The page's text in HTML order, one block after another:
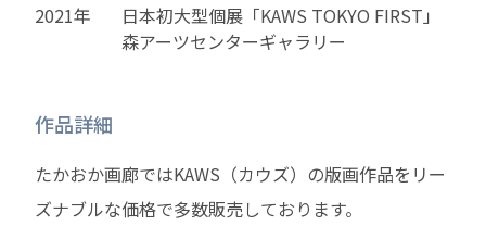
2021年
日本初大型個展「KAWS TOKYO FIRST」
森アーツセンターギャラリー
作品詳細
たかおか画廊ではKAWS（カウズ）の版画作品をリー
ズナブルな価格で多数販売しております。